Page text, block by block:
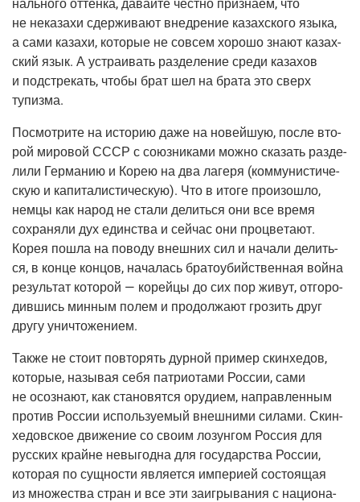
наль­но­го оттен­ка, давай­те чест­но при­зна­ем, что
не нека­за­хи сдер­жи­ва­ют внед­ре­ние казах­ско­го язы­ка,
а сами каза­хи, кото­рые не совсем хоро­шо зна­ют казах­
ский язык. А устра­и­вать раз­де­ле­ние сре­ди каза­хов
и под­стре­кать, что­бы брат шел на бра­та это сверх
тупизма.
Посмот­ри­те на исто­рию даже на новей­шую, после вто­
рой миро­вой СССР с союз­ни­ка­ми мож­но ска­зать раз­де­
ли­ли Гер­ма­нию и Корею на два лаге­ря (ком­му­ни­сти­че­
скую и капи­та­ли­сти­че­скую). Что в ито­ге про­изо­шло,
нем­цы как народ не ста­ли делить­ся они все вре­мя
сохра­ня­ли дух един­ства и сей­час они про­цве­та­ют.
Корея пошла на пово­ду внеш­них сил и нача­ли делить­
ся, в кон­це кон­цов, нача­лась бра­то­убий­ствен­ная вой­на
резуль­тат кото­рой — корей­цы до сих пор живут, отго­ро­
див­шись мин­ным полем и про­дол­жа­ют гро­зить друг
дру­гу уничтожением.
Так­же не сто­ит повто­рять дур­ной при­мер скин­хе­дов,
кото­рые, назы­вая себя пат­ри­о­та­ми Рос­сии, сами
не осо­зна­ют, как ста­но­вят­ся ору­ди­ем, направ­лен­ным
про­тив Рос­сии исполь­зу­е­мый внеш­ни­ми сила­ми. Скин­
хе­дов­ское дви­же­ние со сво­им лозун­гом Рос­сия для
рус­ских крайне невы­год­на для госу­дар­ства Рос­сии,
кото­рая по сущ­но­сти явля­ет­ся импе­ри­ей состо­я­щая
из мно­же­ства стран и все эти заиг­ры­ва­ния с наци­о­на­